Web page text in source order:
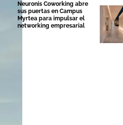
Neuronis Coworking abre
sus puertas en Campus
Myrtea para impulsar el
networking empresarial